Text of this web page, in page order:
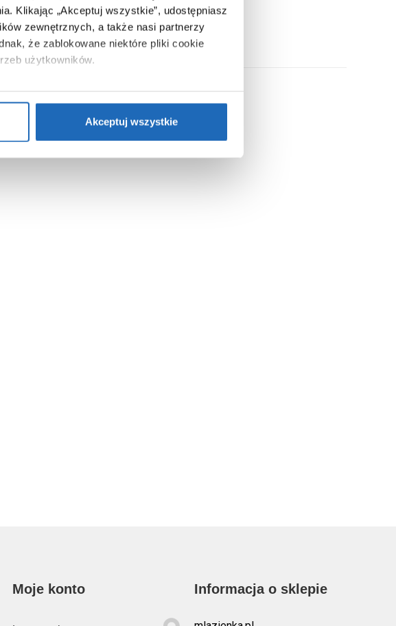
Klikając „Akceptuj wszystkie”, udostępniasz
zewnętrznych, a także nasi partnerzy
że zablokowane niektóre pliki cookie
użytkowników.
plików cookie”.Jeśli chcesz uzyskać
Akceptuj wszystkie
Moje konto Informacja o sklepie